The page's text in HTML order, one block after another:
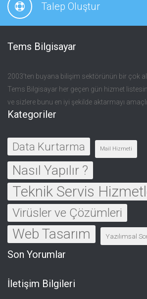
Talep Oluştur
Tems Bilgisayar
2003’ten buyana bilişim sektörünün bir çok
Tems Bilgisayar her geçen gün hizmet
ve sizlere bunu en iyi şekilde aktarmayı
Kategoriler
Data Kurtarma Mail Hizmeti
Nasıl Yapılır ?
Teknik Servis
Virüsler ve Çözümleri
Web Tasarım Yazılımsal
Son Yorumlar
İletişim Bilgileri